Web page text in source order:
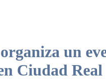
un
Ciudad Real